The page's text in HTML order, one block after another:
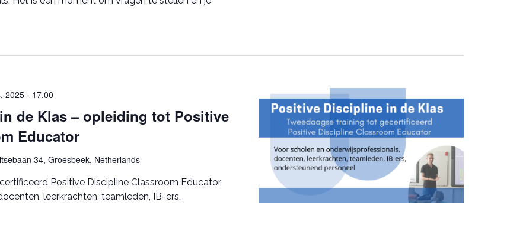
de Klas – opleiding tot Positive
Educator
2025 - 17.00
34, Groesbeek, Netherlands
Positive Discipline Classroom Educator
leerkrachten, teamleden, IB-ers,